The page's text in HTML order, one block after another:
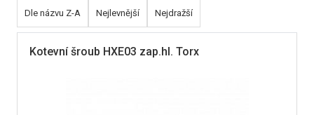
Dle názvu Z-A Nejlevnější Nejdražší
Kotevní šroub HXE03 zap.hl. Torx